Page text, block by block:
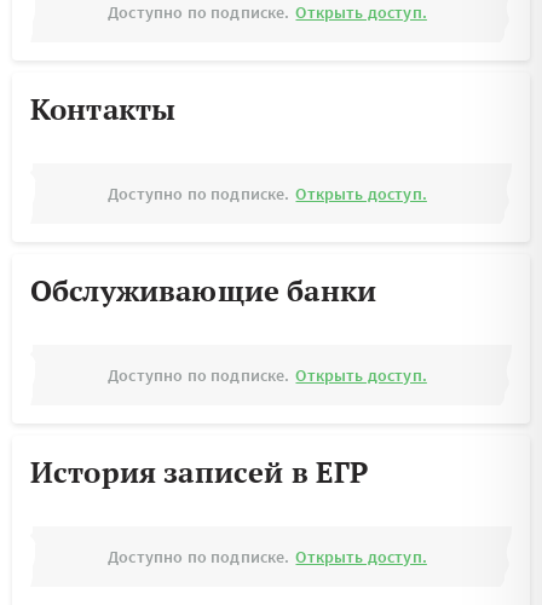
Доступно по подписке. Открыть доступ.
Контакты
Доступно по подписке. Открыть доступ.
Обслуживающие банки
Доступно по подписке. Открыть доступ.
История записей в ЕГР
Доступно по подписке. Открыть доступ.